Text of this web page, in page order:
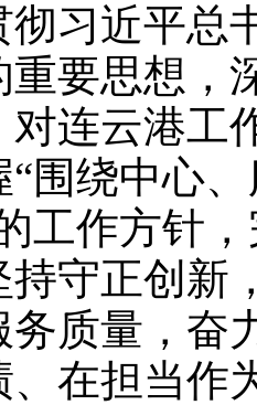
彻习近平总
重要思想，
对连云港工
“围绕中心
工作方针
持守正创新
务质量，奋
、在担当作